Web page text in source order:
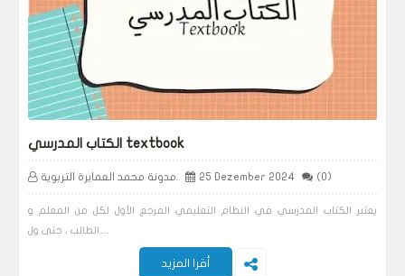
الكتاب المدرسي textbook
25 Dezember 2024 (0)
يعتبر الكتاب المدرسي في النظام التعليمي المرجع الأول لكل من المعلم و
أقرا المزيد